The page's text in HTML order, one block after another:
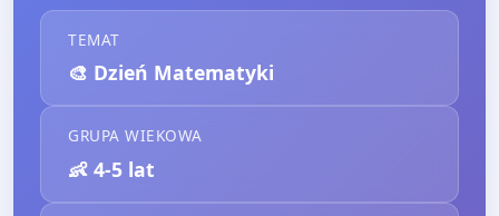
TEMAT
🎨 Dzień Matematyki
GRUPA WIEKOWA
👶 4-5 lat